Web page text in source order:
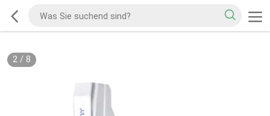
2/ 8